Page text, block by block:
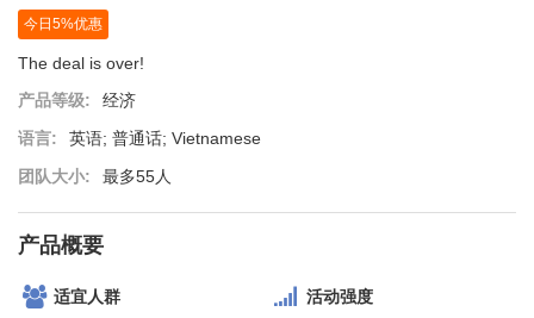
今日5%优惠
The deal is over!
产品等级:
经济
语言:
英语; 普通话; Vietnamese
团队大小:
最多55人
产品概要
适宜人群 活动强度